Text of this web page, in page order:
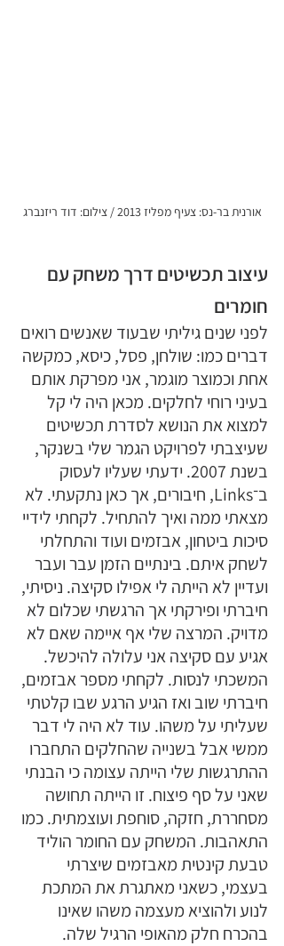
אורנית בר-נס: צעיף מפליז 2013 / צילום: דוד ריזנברג
עיצוב תכשיטים דרך משחק עם
חומרים
לפני שנים גיליתי שבעוד שאנשים רואים
דברים כמו: שולחן, פסל, כיסא, כמקשה
אחת וכמוצר מוגמר, אני מפרקת אותם
בעיני רוחי לחלקים. מכאן היה לי קל
למצוא את הנושא לסדרת תכשיטים
שעיצבתי לפרויקט הגמר שלי בשנקר,
בשנת 2007. ידעתי שעליו לעסוק
ב־Links, חיבורים, אך כאן נתקעתי. לא
מצאתי ממה ואיך להתחיל. לקחתי לידיי
סיכות ביטחון, אבזמים ועוד והתחלתי
לשחק איתם. בינתיים הזמן עבר ועבר
ועדיין לא הייתה לי אפילו סקיצה. ניסיתי,
חיברתי ופירקתי אך הרגשתי שכלום לא
מדויק. המרצה שלי אף איימה שאם לא
אגיע עם סקיצה אני עלולה להיכשל.
המשכתי לנסות. לקחתי מספר אבזמים,
חיברתי שוב ואז הגיע הרגע שבו קלטתי
שעליתי על משהו. עוד לא היה לי דבר
ממשי אבל בשנייה שהחלקים התחברו
ההתרגשות שלי הייתה עצומה כי הבנתי
שאני על סף פיצוח. זו הייתה תחושה
מסחררת, חזקה, סוחפת ועוצמתית. כמו
התאהבות. המשחק עם החומר הוליד
טבעת קינטית מאבזמים שיצרתי
בעצמי, כשאני מאתגרת את המתכת
לנוע ולהוציא מעצמה משהו שאינו
בהכרח חלק מהאופי הרגיל שלה.